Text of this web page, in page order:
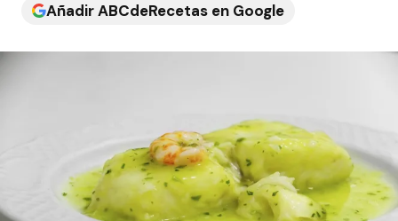
Añadir ABCdeRecetas en Google